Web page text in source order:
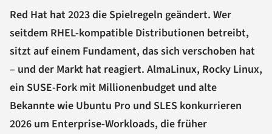
Red Hat hat 2023 die Spielregeln geändert. Wer
seitdem RHEL-kompatible Distributionen betreibt,
sitzt auf einem Fundament, das sich verschoben hat
– und der Markt hat reagiert. AlmaLinux, Rocky Linux,
ein SUSE-Fork mit Millionenbudget und alte
Bekannte wie Ubuntu Pro und SLES konkurrieren
2026 um Enterprise-Workloads, die früher